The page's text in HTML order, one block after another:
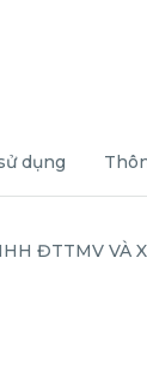
dụng
ĐTTMV VÀ